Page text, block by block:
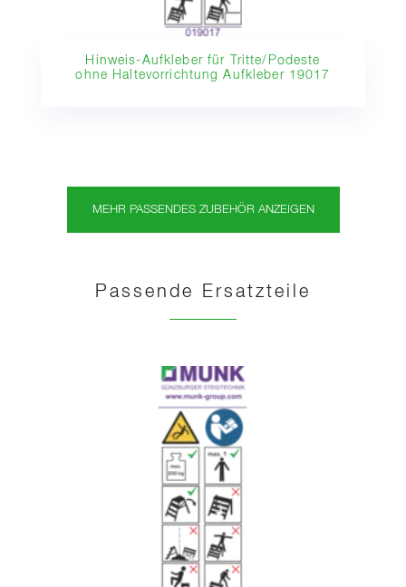
Hinweis-Aufkleber für Tritte/Podeste
ohne Haltevorrichtung Aufkleber 19017
MEHR PASSENDES ZUBEHÖR ANZEIGEN
Passende Ersatzteile